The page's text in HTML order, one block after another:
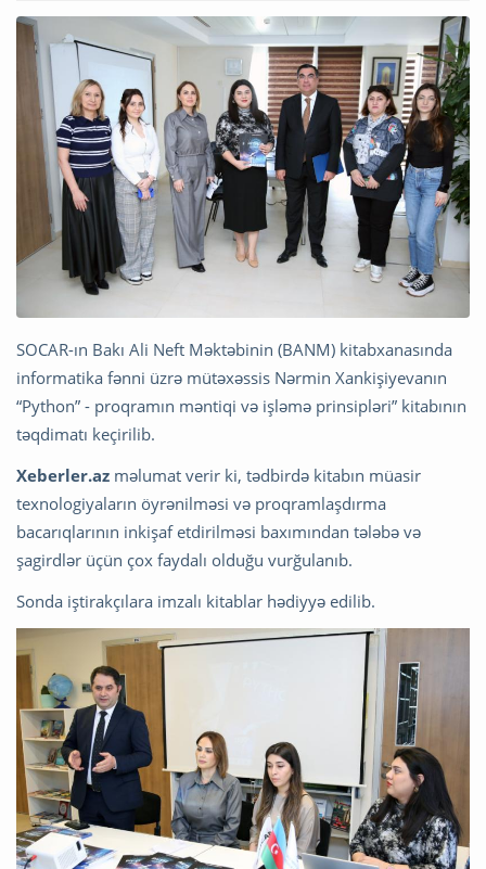
SOCAR-ın Bakı Ali Neft Məktəbinin (BANM) kitabxanasında
informatika fənni üzrə mütəxəssis Nərmin Xankişiyevanın
“Python” - proqramın məntiqi və işləmə prinsipləri” kitabının
təqdimatı keçirilib.
Xeberler.az məlumat verir ki, tədbirdə kitabın müasir
texnologiyaların öyrənilməsi və proqramlaşdırma
bacarıqlarının inkişaf etdirilməsi baxımından tələbə və
şagirdlər üçün çox faydalı olduğu vurğulanıb.
Sonda iştirakçılara imzalı kitablar hədiyyə edilib.